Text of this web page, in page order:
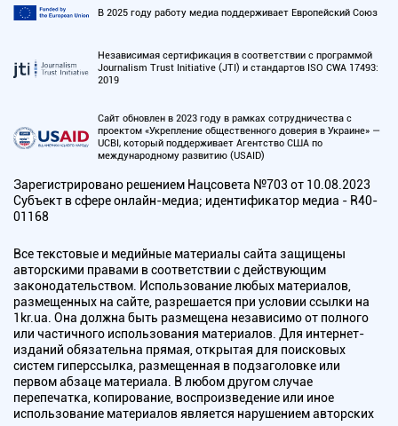
В 2025 году работу медиа поддерживает Европейский Союз
Независимая сертификация в соответствии с программой
Journalism Trust Initiative (JTI) и стандартов ISO CWA 17493:
2019
Сайт обновлен в 2023 году в рамках сотрудничества с
проектом «Укрепление общественного доверия в Украине» —
UCBI, который поддерживает Агентство США по
международному развитию (USAID)
Зарегистрировано решением Нацсовета №703 от 10.08.2023
Субъект в сфере онлайн-медиа; идентификатор медиа - R40-
01168
Все текстовые и медийные материалы сайта защищены
авторскими правами в соответствии с действующим
законодательством. Использование любых материалов,
размещенных на сайте, разрешается при условии ссылки на
1kr.ua. Она должна быть размещена независимо от полного
или частичного использования материалов. Для интернет-
изданий обязательна прямая, открытая для поисковых
систем гиперссылка, размещенная в подзаголовке или
первом абзаце материала. В любом другом случае
перепечатка, копирование, воспроизведение или иное
использование материалов является нарушением авторских